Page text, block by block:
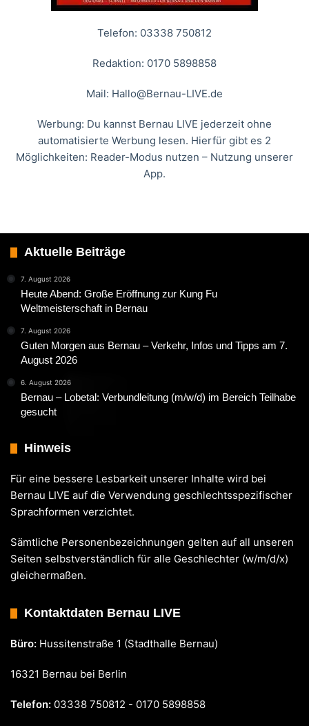
Telefon: 03338 750812
Redaktion: 0170 5898858
Mail: Hallo@Bernau-LIVE.de
Werbung: Du kannst Bernau LIVE jederzeit ohne
automatisierte Werbung lesen. Hierfür gibt es 2
Möglichkeiten: Reader-Modus nutzen – Nutzung unserer
App.
Aktuelle Beiträge
7. August 2026
Heute Abend: Große Eröffnung zur Kung Fu
Weltmeisterschaft in Bernau
7. August 2026
Guten Morgen aus Bernau – Verkehr, Infos und Tipps am 7.
August 2026
6. August 2026
Bernau – Lobetal: Verbundleitung (m/w/d) im Bereich Teilhabe
gesucht
Hinweis
Für eine bessere Lesbarkeit unserer Inhalte wird bei
Bernau LIVE auf die Verwendung geschlechtsspezifischer
Sprachformen verzichtet.
Sämtliche Personenbezeichnungen gelten auf all unseren
Seiten selbstverständlich für alle Geschlechter (w/m/d/x)
gleichermaßen.
Kontaktdaten Bernau LIVE
Büro: Hussitenstraße 1 (Stadthalle Bernau)
16321 Bernau bei Berlin
Telefon: 03338 750812 - 0170 5898858